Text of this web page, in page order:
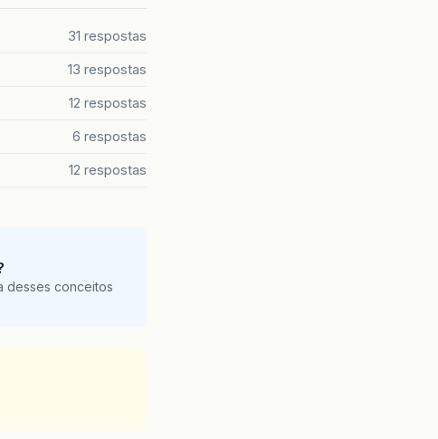
31 respostas
13 respostas
12 respostas
6 respostas
12 respostas
desses conceitos